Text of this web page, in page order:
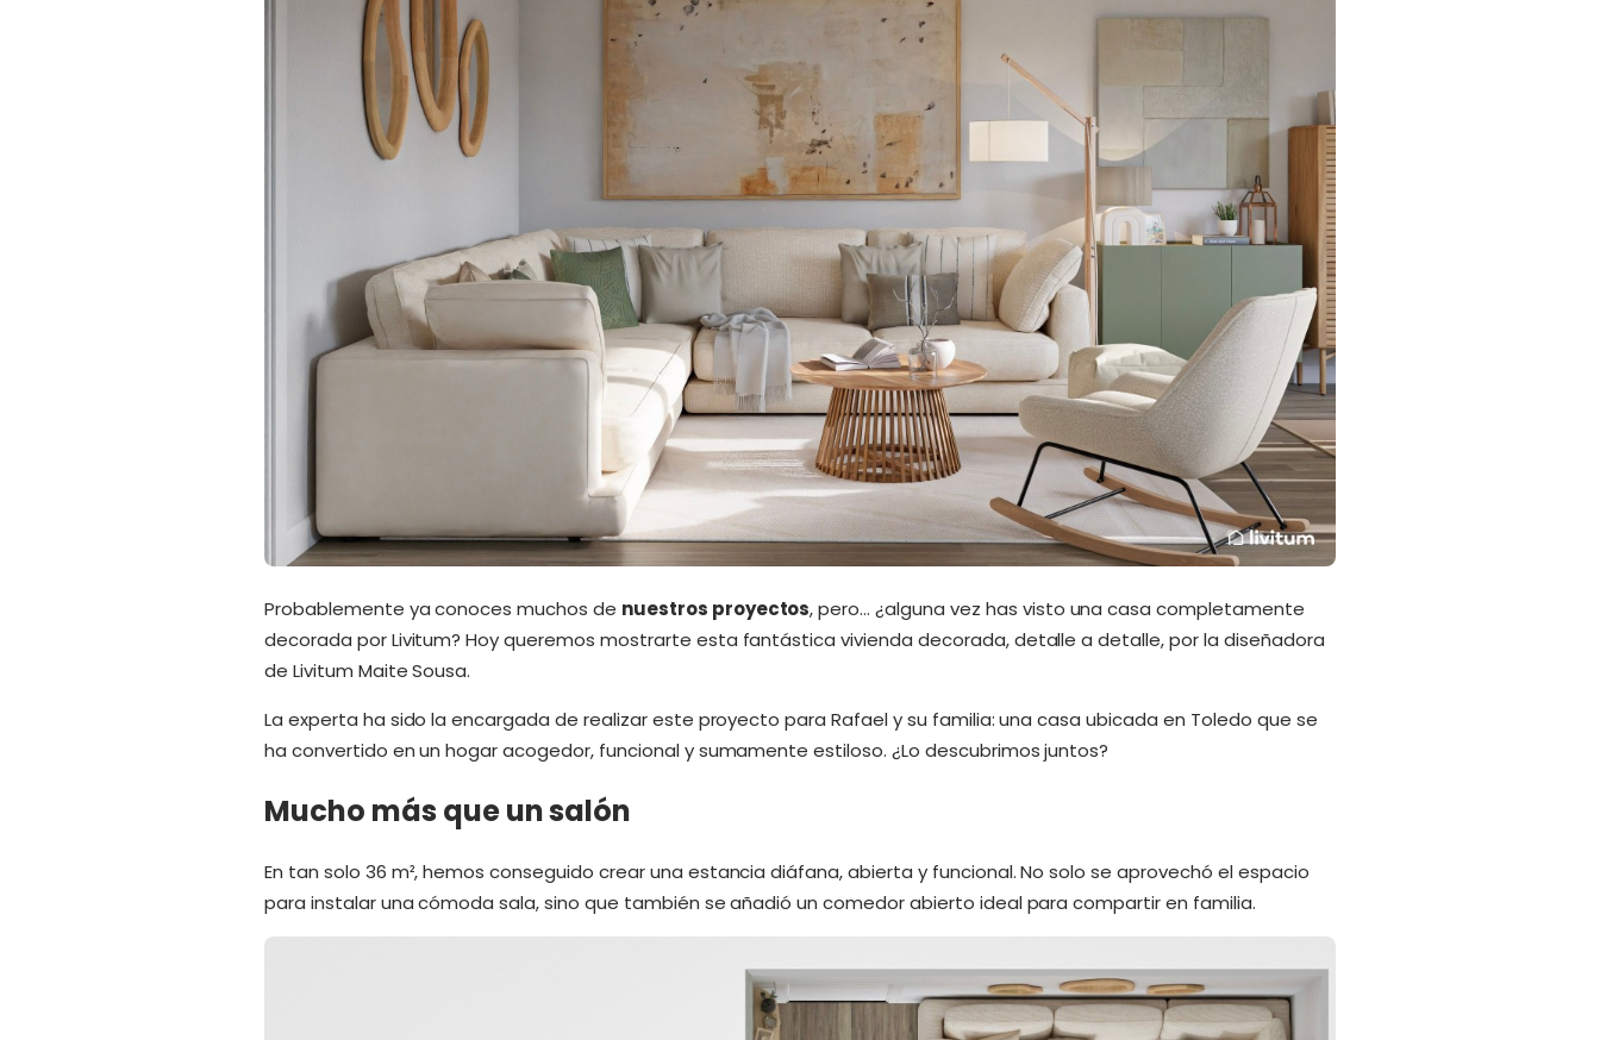
Probablemente ya conoces muchos de nuestros proyectos, pero… ¿alguna vez has visto una casa completamente
decorada por Livitum? Hoy queremos mostrarte esta fantástica vivienda decorada, detalle a detalle, por la diseñadora
de Livitum Maite Sousa.
La experta ha sido la encargada de realizar este proyecto para Rafael y su familia: una casa ubicada en Toledo que se
ha convertido en un hogar acogedor, funcional y sumamente estiloso. ¿Lo descubrimos juntos?
Mucho más que un salón
En tan solo 36 m², hemos conseguido crear una estancia diáfana, abierta y funcional. No solo se aprovechó el espacio
para instalar una cómoda sala, sino que también se añadió un comedor abierto ideal para compartir en familia.